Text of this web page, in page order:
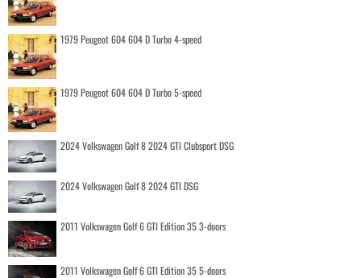
1979 Peugeot 604 604 D Turbo 4-speed
1979 Peugeot 604 604 D Turbo 5-speed
2024 Volkswagen Golf 8 2024 GTI Clubsport DSG
2024 Volkswagen Golf 8 2024 GTI DSG
2011 Volkswagen Golf 6 GTI Edition 35 3-doors
2011 Volkswagen Golf 6 GTI Edition 35 5-doors